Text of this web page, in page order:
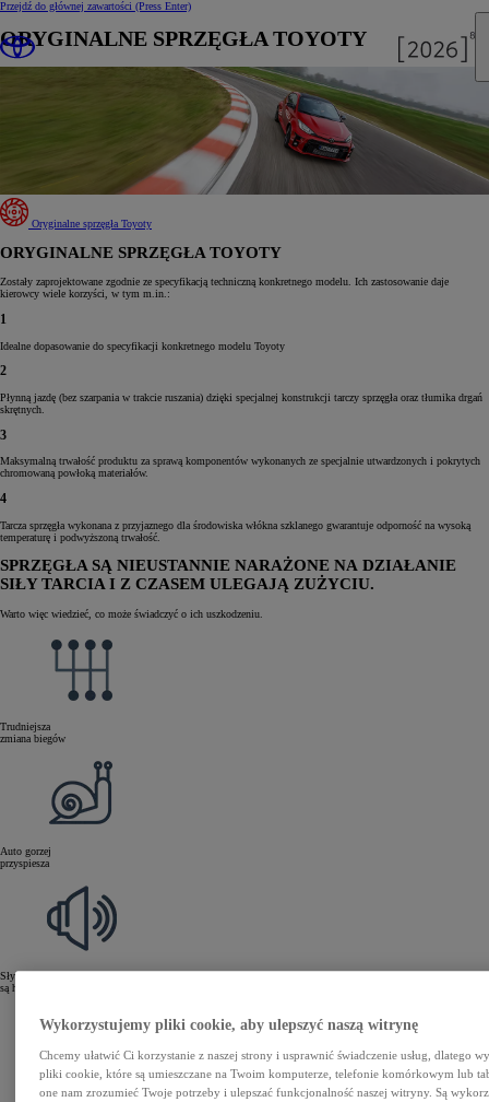
Przejdź do głównej zawartości (Press Enter)
ORYGINALNE SPRZĘGŁA TOYOTY
Oryginalne sprzęgła Toyoty
ORYGINALNE SPRZĘGŁA TOYOTY
Zostały zaprojektowane zgodnie ze specyfikacją techniczną konkretnego modelu. Ich zastosowanie daje
kierowcy wiele korzyści, w tym m.in.:
1
Idealne dopasowanie do specyfikacji konkretnego modelu Toyoty
2
Płynną jazdę (bez szarpania w trakcie ruszania) dzięki specjalnej konstrukcji tarczy sprzęgła oraz tłumika drgań
skrętnych.
3
Maksymalną trwałość produktu za sprawą komponentów wykonanych ze specjalnie utwardzonych i pokrytych
chromowaną powłoką materiałów.
4
Tarcza sprzęgła wykonana z przyjaznego dla środowiska włókna szklanego gwarantuje odporność na wysoką
temperaturę i podwyższoną trwałość.
SPRZĘGŁA SĄ NIEUSTANNIE NARAŻONE NA DZIAŁANIE
SIŁY TARCIA I Z CZASEM ULEGAJĄ ZUŻYCIU.
Warto więc wiedzieć, co może świadczyć o ich uszkodzeniu.
Trudniejsza
zmiana biegów
Auto gorzej
przyspiesza
Słyszalne
są hałasy
Wykorzystujemy pliki cookie, aby ulepszyć naszą witrynę
Chcemy ułatwić Ci korzystanie z naszej strony i usprawnić świadczenie usług, dlatego
pliki cookie, które są umieszczane na Twoim komputerze, telefonie komórkowym lub
one nam zrozumieć Twoje potrzeby i ulepszać funkcjonalność naszej witryny. Są